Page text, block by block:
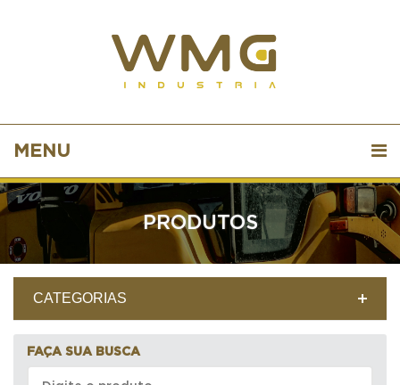
MENU
PRODUTOS
CATEGORIAS
FAÇA SUA BUSCA